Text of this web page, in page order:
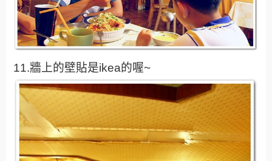
11.牆上的壁貼是ikea的喔~